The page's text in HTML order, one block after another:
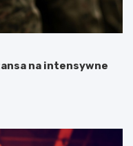
na intensywne